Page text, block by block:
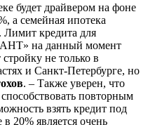
будет драйвером на фоне
а семейная ипотека
Лимит кредита для
на данный момент
не только в
и Санкт-Петербурге, но
. – Также уверен, что
повторным
взять кредит под
20% является очень